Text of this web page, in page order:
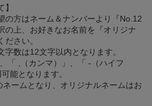
の方はネーム＆ナンバーより『No.12
の上、お好きなお名前を『オリジナ
さい。
字数は12文字以内となります。
「 ,（カンマ）」、「 -（ハイフ
能となります。
ネームとなり、オリジナルネームはお